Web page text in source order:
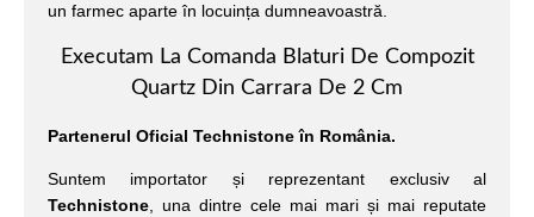
un farmec aparte în locuința dumneavoastră.
Executam La Comanda Blaturi De Compozit
Quartz Din Carrara De 2 Cm
Partenerul Oficial Technistone în România.
Suntem importator și reprezentant exclusiv al
Technistone , una dintre cele mai mari și mai reputate